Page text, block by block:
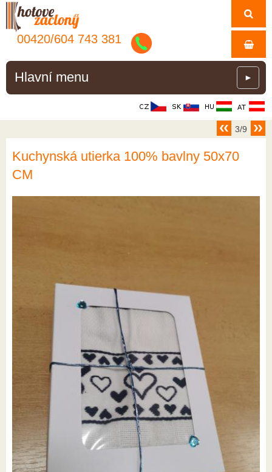
00420/604 743 381
Hlavní menu ►
3/9
Kuchynská utierka 100% bavlny 50x70
CM